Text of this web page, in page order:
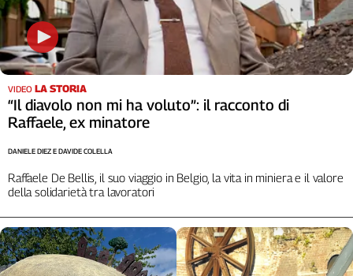
Work
in
Progress
L'Italia
nel
Lavoro
Molise
Adige
Basilicata
Calabria
VIDEO LA STORIA
“Il diavolo non mi ha voluto”: il racconto di
Raffaele, ex minatore
Raffaele De Bellis, il suo viaggio in Belgio, la vita in miniera e il valore
della solidarietà tra lavoratori
DANIELE DIEZ E DAVIDE COLELLA